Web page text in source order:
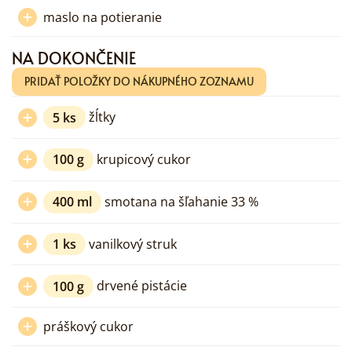
maslo na potieranie
NA DOKONČENIE
PRIDAŤ POLOŽKY DO NÁKUPNÉHO ZOZNAMU
5 ks žĺtky
100g krupicový cukor
400 ml smotana na šľahanie 33 %
1 ks vanilkový struk
100g drvené pistácie
práškový cukor